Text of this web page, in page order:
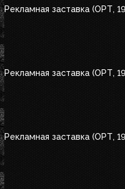
Рекламная заставка (ОРТ,
Рекламная заставка (ОРТ,
Рекламная заставка (ОРТ,